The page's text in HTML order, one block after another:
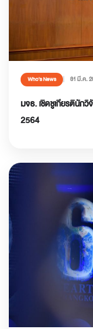
Who’s News 31 มี.ค.
มจธ. เชิดชูเกียรตินัก
2564